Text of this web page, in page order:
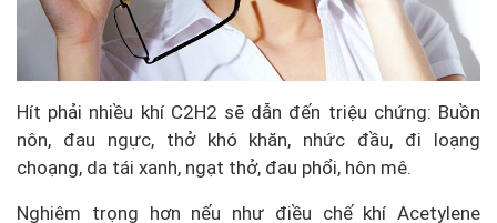
Hít phải nhiều khí C2H2 sẽ dẫn đến triệu chứng: Buồn
nôn, đau ngực, thở khó khăn, nhức đầu, đi loạng
choạng, da tái xanh, ngạt thở, đau phổi, hôn mê.
Nghiêm trọng hơn nếu như điều chế khí Acetylene